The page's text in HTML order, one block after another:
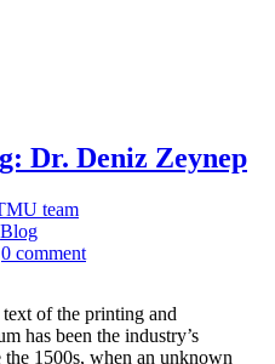
Dr. Deniz Zeynep
team
Blog
0 comment
of the printing and
has been the industry’s
1500s, when an unknown